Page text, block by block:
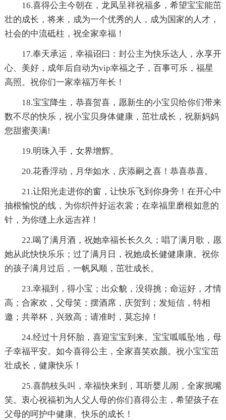
16.喜得公主今朝在，龙凤呈祥祝福多，希望宝宝能茁
壮的成长，将来，成为一个优秀的人，成为国家的人才，
社会的中流砥柱，祝全家幸福！
17.奉天承运，幸福诏曰：封公主为快乐达人，永享开
心、美好，成年后自动为vip幸福之子，百事可乐，福星
高照。祝你们一家幸福万年长！
18.宝宝降生，恭喜贺喜，愿新生的小宝贝给你们带来
数不尽的快乐，祝小宝贝身体健康，茁壮成长，祝新妈妈
您甜蜜美满!
19.明珠入手，女界增辉。
20.花香浮动，月华如水，庆添嗣之喜！恭喜恭喜。
21.让阳光走进你的窗，让快乐飞到你身旁！在开心中
抽根愉悦的线，为你织件好运衣裳；在幸福里磨根如意的
针，为你缝上永远吉祥！
22.喝了满月酒，祝她幸福长长久久；唱了满月歌，愿
她从此快快乐乐；过了满月日，祝她成长健健康康。祝你
的孩子满月过后，一帆风顺，茁壮成长。
23.幸福到，得小宝；出众貌，没得挑；命运好，才情
高；合家欢，父母笑；摆酒席，庆贺到；发短信，特相
邀；共举杯，兴致高；请准时，莫忘掉！
24.经过十月怀胎，喜迎宝宝到来。宝宝呱呱坠地，母
子幸福平安。如今喜得公主，全家喜笑欢颜。祝小宝宝茁
壮成长，健康快乐！
25.喜鹊枝头叫，幸福快来到，耳听婴儿闹，全家抿嘴
笑。衷心祝福初为人父人母的你们喜得公主，希望孩子在
父母的呵护中健康、快乐的成长！